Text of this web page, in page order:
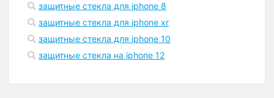
защитные стекла для iphone 8
защитные стекла для iphone xr
защитные стекла для iphone 10
защитные стекла на iphone 12